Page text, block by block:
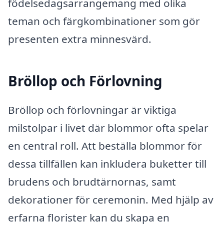
födelsedagsarrangemang med olika
teman och färgkombinationer som gör
presenten extra minnesvärd.
Bröllop och Förlovning
Bröllop och förlovningar är viktiga
milstolpar i livet där blommor ofta spelar
en central roll. Att beställa blommor för
dessa tillfällen kan inkludera buketter till
brudens och brudtärnornas, samt
dekorationer för ceremonin. Med hjälp av
erfarna florister kan du skapa en